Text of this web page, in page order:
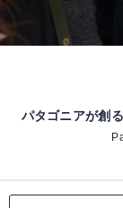
パタゴニアが創